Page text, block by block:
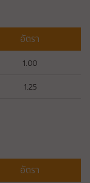
อัตรา
1.00
1.25
อัตรา